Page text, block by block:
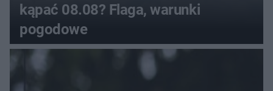
kąpać 08.08? Flaga, warunki
pogodowe